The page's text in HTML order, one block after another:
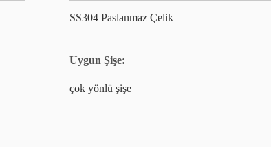
SS304 Paslanmaz Çelik
Uygun Şişe:
çok yönlü şişe